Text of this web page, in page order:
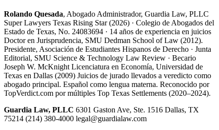
Rolando Quesada, Abogado Administrador, Guardia Law, PLLC
Super Lawyers Texas Rising Star (2026) · Colegio de Abogados del
Estado de Texas, No. 24083694 · 14 años de experiencia en juicios
Doctor en Jurisprudencia, SMU Dedman School of Law (2012).
Presidente, Asociación de Estudiantes Hispanos de Derecho · Junta
Editorial, SMU Science & Technology Law Review · Becario
Joseph W. McKnight Licenciatura en Economía, Universidad de
Texas en Dallas (2009) Juicios de jurado llevados a veredicto como
abogado principal. Español como lengua materna. Reconocido por
TopVerdict.com por múltiples Top Texas Settlements (2020–2024).
Guardia Law, PLLC 6301 Gaston Ave, Ste. 1516 Dallas, TX
75214 (214) 380-4000 legal@guardialaw.com